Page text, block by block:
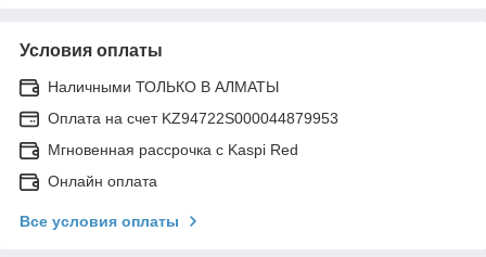
Условия оплаты
Наличными ТОЛЬКО В АЛМАТЫ
Оплата на счет KZ94722S000044879953
Мгновенная рассрочка с Kaspi Red
Онлайн оплата
Все условия оплаты